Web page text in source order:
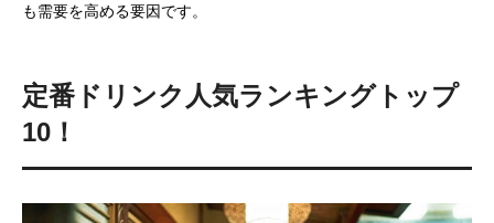
も需要を高める要因です。
定番ドリンク人気ランキングトップ
10！